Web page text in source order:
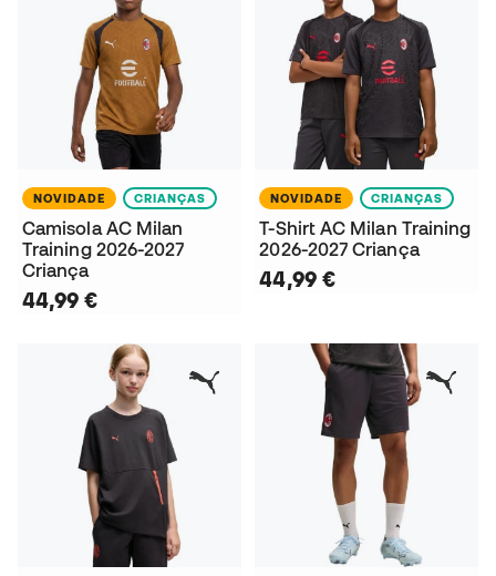
NOVIDADE CRIANÇAS
Camisola AC Milan
Training 2026-2027
Criança
44,99 €
NOVIDADE CRIANÇAS
T-Shirt AC Milan Training
2026-2027 Criança
44,99 €